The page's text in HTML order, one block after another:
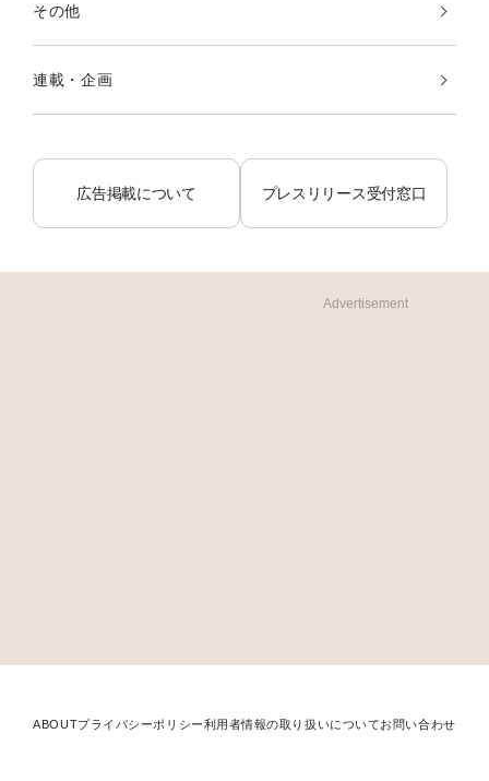
その他
連載・企画
広告掲載について プレスリリース受付窓口
Advertisement
ABOUTプライバシーポリシー利用者情報の取り扱いについてお問い合わせ